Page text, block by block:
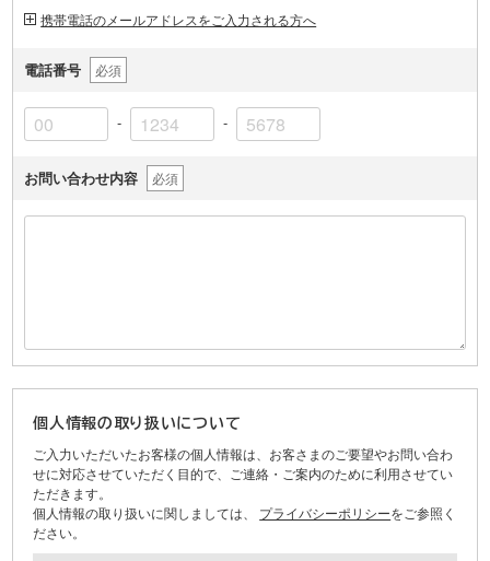
携帯電話のメールアドレスをご入力される方へ
電話番号 必須
- -
お問い合わせ内容 必須
個人情報の取り扱いについて
ご入力いただいたお客様の個人情報は、お客さまのご要望やお問い合わ
せに対応させていただく目的で、ご連絡・ご案内のために利用させてい
ただきます。
個人情報の取り扱いに関しましては、 プライバシーポリシーをご参照く
ださい。